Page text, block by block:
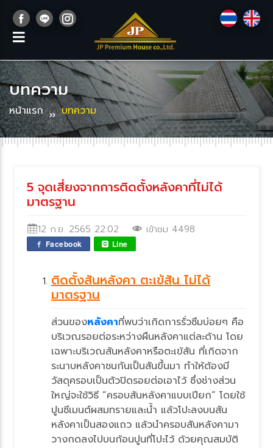
บทความ
หน้าแรก บทความ
5 จุดเสี่ยงจากการติดตั้งหลังคาที่ไม่ได้
มาตรฐาน
12 ก.ย. 2565 22:02 เข้าชม 4498
Facebook Line
ติดตั้งสันหลังคา ตะเข้สัน ไม่ได้
มาตรฐาน
ส่วนของหลังคาที่พบว่าเกิดการรั่วซึมบ่อยๆ คือ
บริเวณรอยต่อระหว่างผืนหลังคาแต่ละด้าน โด
เฉพาะบริเวณสันหลังคาหรือตะเข้สัน ที่เกิดจาก
ระนาบหลังคาชนกันเป็นสันขึ้นมา ทำให้ต้องมี
วัสดุครอบเป็นตัวปิดรอยต่อเอาไว้ ซึ่งช่างส่วน
หญ่จะใช้วิธี “ครอบสันหลังคาแบบเปียก” โดยใช้
ปูนซีเมนต์ผสมทรายและน้ำ แล้วโปะลงบนสัน
หลังคาเป็นสองแถว แล้วนำครอบสันหลังคามา
วางกดลงไปบนก้อนปูนที่โปะไว้ ด้วยคุณสมบัติ